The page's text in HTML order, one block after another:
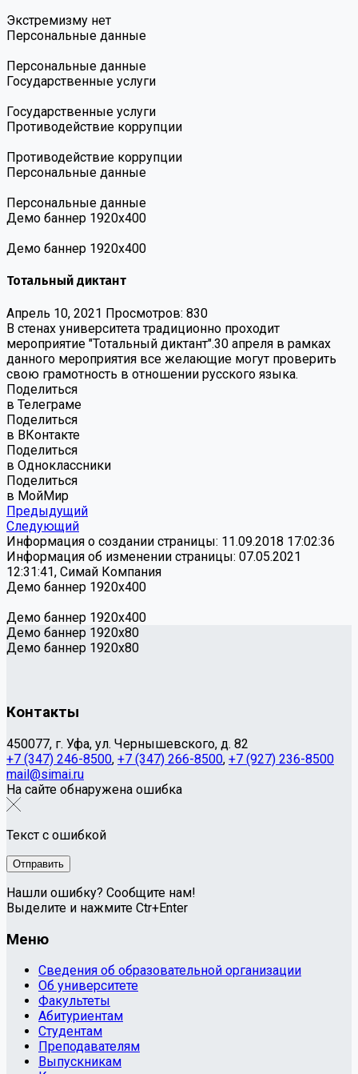
Экстремизму нет
Персональные данные
Персональные данные
Государственные услуги
Государственные услуги
Противодействие коррупции
Противодействие коррупции
Персональные данные
Персональные данные
Демо баннер 1920х400
Демо баннер 1920х400
Тотальный диктант
Апрель 10, 2021 Просмотров: 830
В стенах университета традиционно проходит
мероприятие "Тотальный диктант".30 апреля в рамках
данного мероприятия все желающие могут проверить
свою грамотность в отношении русского языка.
Поделиться
в Телеграме
Поделиться
в ВКонтакте
Поделиться
в Одноклассники
Поделиться
в МойМир
Предыдущий
Следующий
Информация о создании страницы: 11.09.2018 17:02:36
Информация об изменении страницы: 07.05.2021
12:31:41, Симай Компания
Демо баннер 1920х400
Демо баннер 1920х400
Демо баннер 1920x80
Демо баннер 1920x80
Контакты
450077, г. Уфа, ул. Чернышевского, д. 82
+7 (347) 246-8500, +7 (347) 266-8500, +7 (927) 236-8500
mail@simai.ru
На сайте обнаружена ошибка
Текст с ошибкой
Нашли ошибку? Сообщите нам!
Выделите и нажмите Ctr+Enter
Меню
Сведения об образовательной организации
Об университете
Факультеты
Абитуриентам
Студентам
Преподавателям
Выпускникам